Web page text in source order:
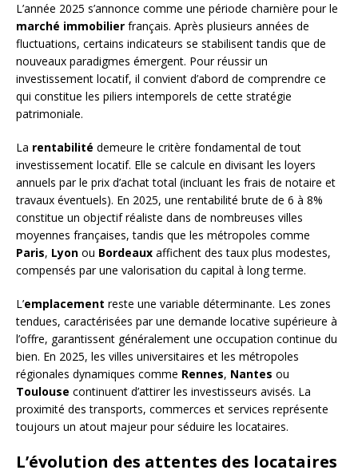
L’année 2025 s’annonce comme une période charnière pour le
marché immobilier français. Après plusieurs années de
fluctuations, certains indicateurs se stabilisent tandis que de
nouveaux paradigmes émergent. Pour réussir un
investissement locatif, il convient d’abord de comprendre ce
qui constitue les piliers intemporels de cette stratégie
patrimoniale.
La rentabilité demeure le critère fondamental de tout
investissement locatif. Elle se calcule en divisant les loyers
annuels par le prix d’achat total (incluant les frais de notaire et
travaux éventuels). En 2025, une rentabilité brute de 6 à 8%
constitue un objectif réaliste dans de nombreuses villes
moyennes françaises, tandis que les métropoles comme
Paris, Lyon ou Bordeaux affichent des taux plus modestes,
compensés par une valorisation du capital à long terme.
L’emplacement reste une variable déterminante. Les zones
tendues, caractérisées par une demande locative supérieure à
l’offre, garantissent généralement une occupation continue du
bien. En 2025, les villes universitaires et les métropoles
régionales dynamiques comme Rennes, Nantes ou
Toulouse continuent d’attirer les investisseurs avisés. La
proximité des transports, commerces et services représente
toujours un atout majeur pour séduire les locataires.
L’évolution des attentes des locataires